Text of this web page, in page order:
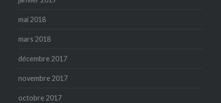
mai 2018
mars 2018
décembre 2017
novembre 2017
octobre 2017